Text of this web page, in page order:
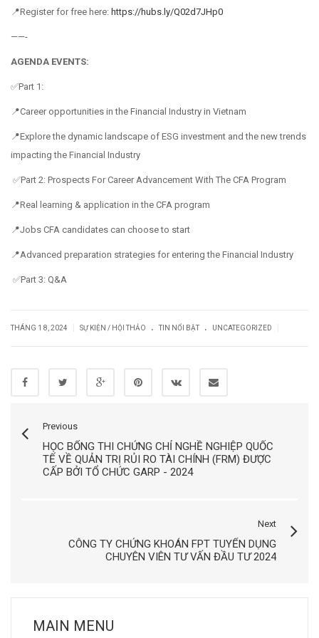
📍Register for free here: https://hubs.ly/Q02d7JHp0
——-
AGENDA EVENTS:
✅Part 1:
📍Career opportunities in the Financial Industry in Vietnam
📍Explore the dynamic landscape of ESG investment and the new trends
impacting the Financial Industry
✅Part 2: Prospects For Career Advancement With The CFA Program
📍Real learning & application in the CFA program
📍Jobs CFA candidates can choose to start
📍Advanced preparation strategies for entering the Financial Industry
✅Part 3: Q&A
THÁNG 1 8, 2024 SỰ KIỆN / HỘI THẢO . TIN NỔI BẬT . UNCATEGORIZED
Previous
HỌC BỔNG THI CHỨNG CHỈ NGHỀ NGHIỆP QUỐC
TẾ VỀ QUẢN TRỊ RỦI RO TÀI CHÍNH (FRM) ĐƯỢC
CẤP BỞI TỔ CHỨC GARP - 2024
Next
CÔNG TY CHỨNG KHOÁN FPT TUYỂN DỤNG
CHUYÊN VIÊN TƯ VẤN ĐẦU TƯ 2024
MAIN MENU